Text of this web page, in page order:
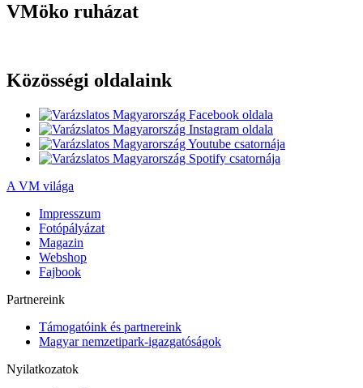
VMöko ruházat
Közösségi oldalaink
A VM világa
Impresszum
Fotópályázat
Magazin
Webshop
Fajbook
Partnereink
Támogatóink és partnereink
Magyar nemzetipark-igazgatóságok
Nyilatkozatok